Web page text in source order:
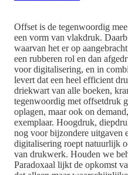
Offset is de tegenwoordig
een vorm van vlakdruk.
waarvan het er op
een rubberen rol en dan
voor digitalisering, en in
levert dat een heel efficient
driekwart van alle boeken,
tegenwoordig met offsetdruk
oplagen, maar ook on
exemplaar. Hoogdruk,
nog voor bijzondere uitgaven
digitalisering roept natuurlijk
van drukwerk. Houden we
Paradoxaal lijkt de opkomst